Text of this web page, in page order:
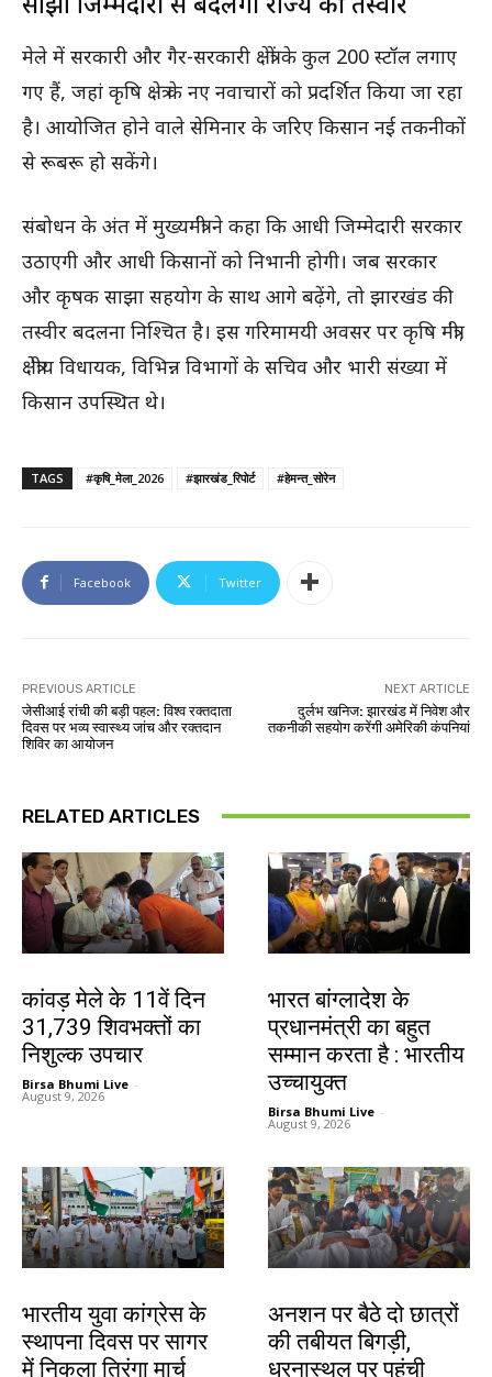
मेले में सरकारी और गैर-सरकारी क्षेत्रों के कुल 200 स्टॉल लगाए
गए हैं, जहां कृषि क्षेत्र के नए नवाचारों को प्रदर्शित किया जा रहा
है। आयोजित होने वाले सेमिनार के जरिए किसान नई तकनीकों
से रूबरू हो सकेंगे।
संबोधन के अंत में मुख्यमंत्री ने कहा कि आधी जिम्मेदारी सरकार
उठाएगी और आधी किसानों को निभानी होगी। जब सरकार
और कृषक साझा सहयोग के साथ आगे बढ़ेंगे, तो झारखंड की
तस्वीर बदलना निश्चित है। इस गरिमामयी अवसर पर कृषि मंत्री,
क्षेत्रीय विधायक, विभिन्न विभागों के सचिव और भारी संख्या में
किसान उपस्थित थे।
TAGS #कृषि_मेला_2026 #झारखंड_रिपोर्ट #हेमन्त_सोरेन
Facebook Twitter
PREVIOUS ARTICLE
जेसीआई रांची की बड़ी पहल: विश्व रक्तदाता
दिवस पर भव्य स्वास्थ्य जांच और रक्तदान
शिविर का आयोजन
NEXT ARTICLE
दुर्लभ खनिज: झारखंड में निवेश और
तकनीकी सहयोग करेंगी अमेरिकी कंपनियां
RELATED ARTICLES
कांवड़ मेले के 11वें दिन
31,739 शिवभक्तों का
निशुल्क उपचार
Birsa Bhumi Live -
August 9, 2026
भारत बांग्लादेश के
प्रधानमंत्री का बहुत
सम्मान करता है : भारतीय
उच्चायुक्त
Birsa Bhumi Live -
August 9, 2026
भारतीय युवा कांग्रेस के
स्थापना दिवस पर सागर
में निकला तिरंगा मार्च
अनशन पर बैठे दो छात्रों
की तबीयत बिगड़ी,
धरनास्थल पर पहुंची